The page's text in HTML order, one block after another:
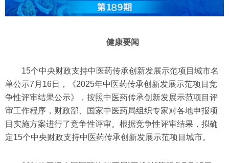
健康要闻
15个中央财政支持中医药传承创新发展示范项目城市名
单公示7月16日，《2025年中医药传承创新发展示范项目竞
争性评审结果公示》，按照中医药传承创新发展示范项目评
审工作程序，财政部、国家中医药局组织专家对各地申报项
目实施方案进行了竞争性评审。根据竞争性评审结果，拟确
定15个中央财政支持中医药传承创新发展示范项目城市。